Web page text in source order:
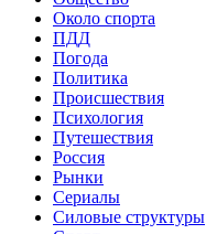
Около спорта
ПДД
Погода
Политика
Происшествия
Психология
Путешествия
Россия
Рынки
Сериалы
Силовые структуры